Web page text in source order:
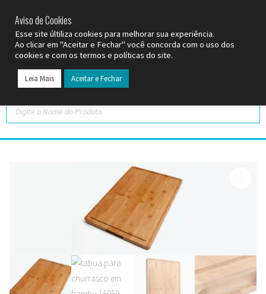
Aviso de Cookies
Esse site últiliza cookies para melhorar sua experiência.
Ao clicar em "Aceitar e Fechar" você concorda com o uso dos
cookies e com os termos e políticas do site.
Leia Mais Aceitar e Fechar